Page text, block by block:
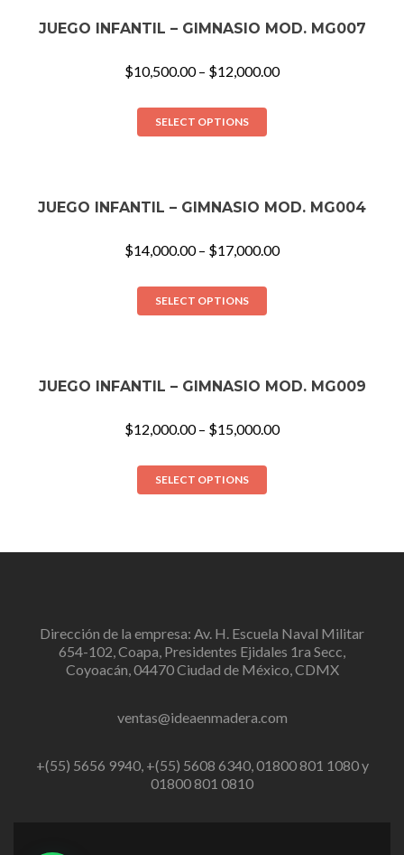
JUEGO INFANTIL – GIMNASIO MOD. MG007
$10,500.00– $12,000.00
SELECT OPTIONS
JUEGO INFANTIL – GIMNASIO MOD. MG004
$14,000.00– $17,000.00
SELECT OPTIONS
JUEGO INFANTIL – GIMNASIO MOD. MG009
$12,000.00– $15,000.00
SELECT OPTIONS
Dirección de la empresa: Av. H. Escuela Naval Militar
654-102, Coapa, Presidentes Ejidales 1ra Secc,
Coyoacán, 04470 Ciudad de México, CDMX
ventas@ideaenmadera.com
+(55) 5656 9940, +(55) 5608 6340, 01800 801 1080 y
01800 801 0810